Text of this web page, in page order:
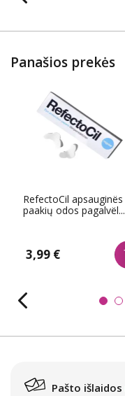
Panašios prekės
RefectoCil apsauginës
paakių odos pagalvël...
3,99 €
Pašto išlaidos